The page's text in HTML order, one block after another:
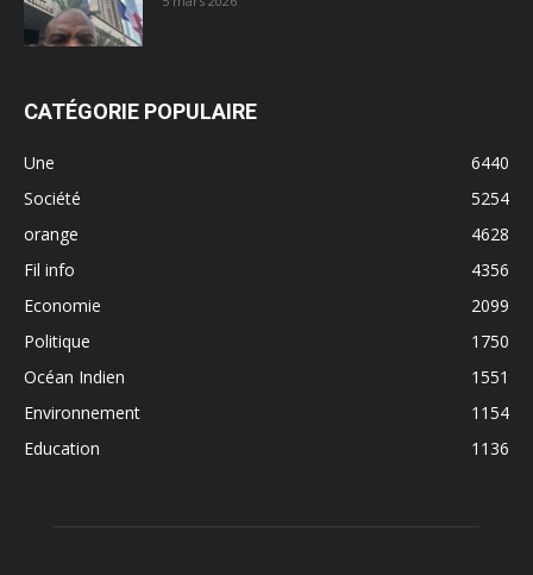
CATÉGORIE POPULAIRE
Une
6440
Société
5254
orange
4628
Fil info
4356
Economie
2099
Politique
1750
Océan Indien
1551
Environnement
1154
Education
1136